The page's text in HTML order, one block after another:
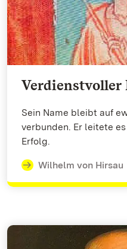
Verdienstvoller
Sein Name bleibt auf
verbunden. Er leitete
Erfolg.
Wilhelm von Hirsau